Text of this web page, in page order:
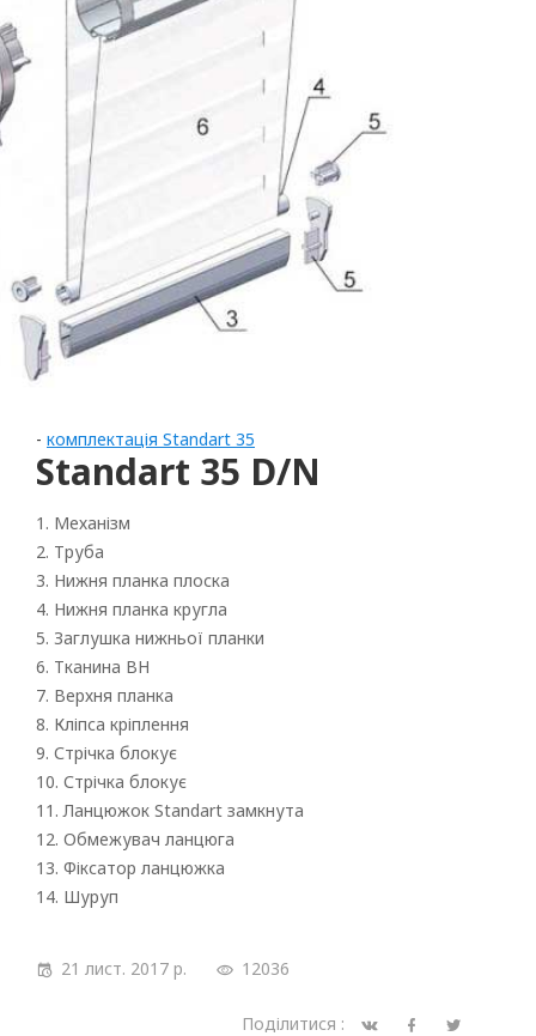
Вертикальні
- комплектація Standart 35
Standart 35 D/N
1. Механізм
2. Труба
3. Нижня планка плоска
4. Нижня планка кругла
5. Заглушка нижньої планки
6. Тканина BH
7. Верхня планка
8. Кліпса кріплення
9. Стрічка блокує
10. Стрічка блокує
11. Ланцюжок Standart замкнута
12. Обмежувач ланцюга
13. Фіксатор ланцюжка
14. Шуруп
21 лист. 2017 р. 12036
Поділитися :